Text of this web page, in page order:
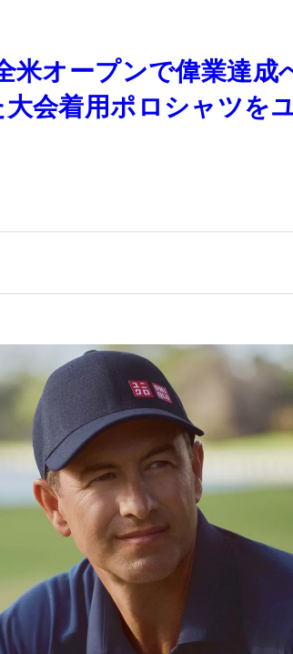
米オープンで偉業達成
会着用ポロシャツを